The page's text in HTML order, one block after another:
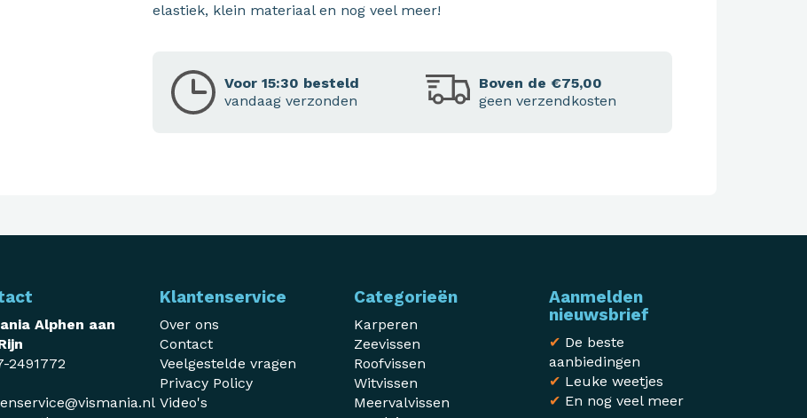
elastiek, klein materiaal en nog veel meer!
Voor 15:30 besteld
vandaag verzonden
Boven de €75,00
geen verzendkosten
Alphen aan
2491772
Klantenservice
Over ons
Contact
Veelgestelde vragen
Privacy Policy
Video's
Categorieën
Karperen
Zeevissen
Roofvissen
Witvissen
Meervalvissen
Aanmelden
nieuwsbrief
✔ De beste
aanbiedingen
✔ Leuke weetjes
✔ En nog veel meer